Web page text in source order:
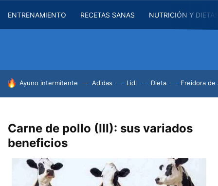
ENTRENAMIENTO RECETAS SANAS NUTRICIÓN Y
HOY SE HABLA DE
Ayuno intermitente Adidas Lidl Dieta Freidora de
Carne de pollo (III): sus variados
beneficios